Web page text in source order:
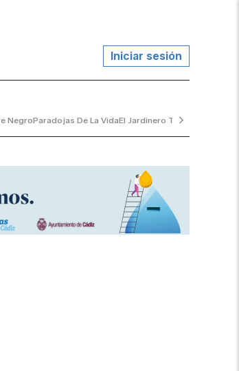
Iniciar sesión
NegroParadojas De La VidaEl Jardinero Tranquilo